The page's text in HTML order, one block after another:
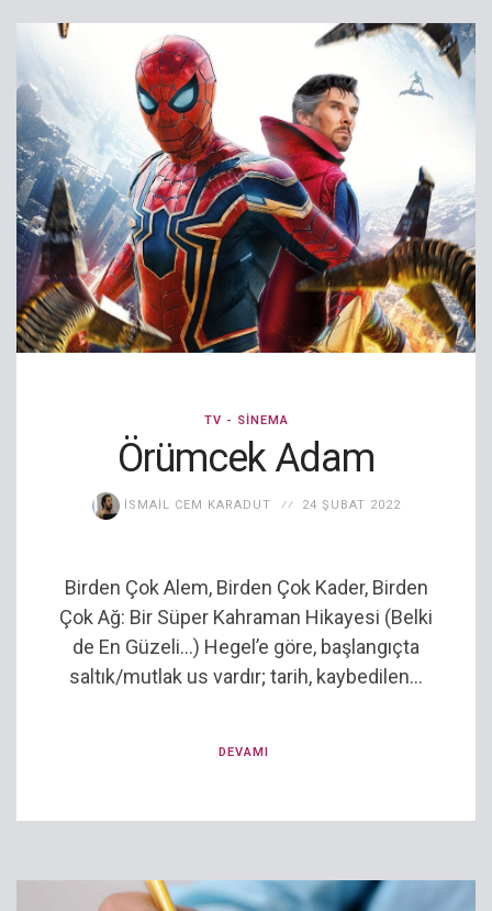
TV - SINEMA
Örümcek Adam
İSMAIL CEM KARADUT 24 ŞUBAT 2022
Birden Çok Alem, Birden Çok Kader, Birden
Çok Ağ: Bir Süper Kahraman Hikayesi (Belki
de En Güzeli…) Hegel’e göre, başlangıçta
saltık/mutlak us vardır; tarih, kaybedilen...
DEVAMI